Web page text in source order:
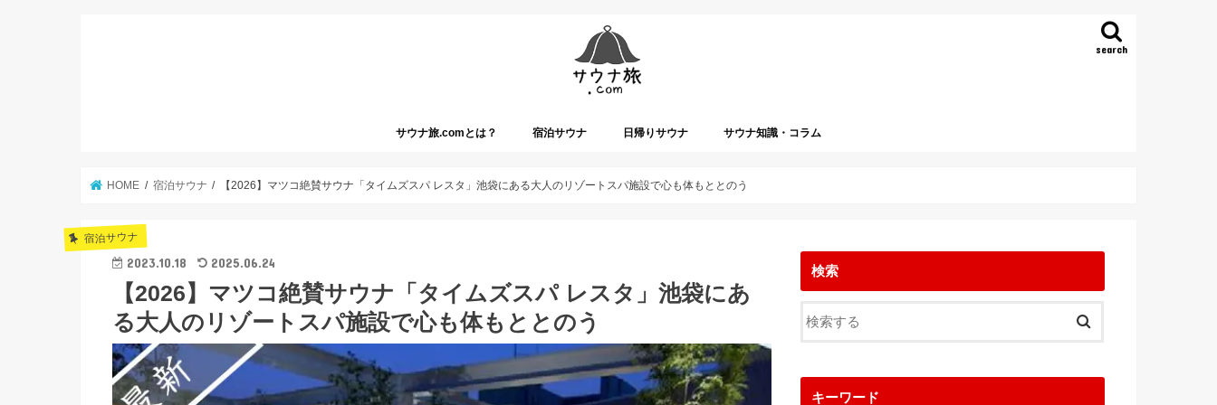
search
サウナ旅.comとは？ 宿泊サウナ 日帰りサウナ サウナ知識・コラム
HOME 宿泊サウナ 【2026】マツコ絶賛サウナ「タイムズスパ レスタ」池袋にある大人のリゾートスパ施設で心も体もととのう
宿泊サウナ
2023.10.18 2025.06.24
【2026】マツコ絶賛サウナ「タイムズスパ レスタ」池袋にあ
る大人のリゾートスパ施設で心も体もととのう
検索
キーワード